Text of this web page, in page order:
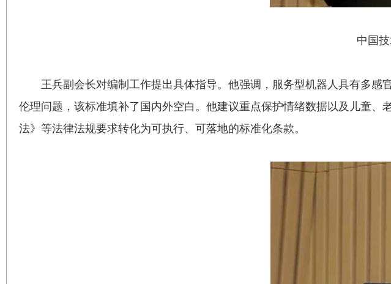
中国
王兵副会长对编制工作提出具体指导。他强调，服务型机器人具有多
伦理问题，该标准填补了国内外空白。他建议重点保护情绪数据以及儿童
法》等法律法规要求转化为可执行、可落地的标准化条款。